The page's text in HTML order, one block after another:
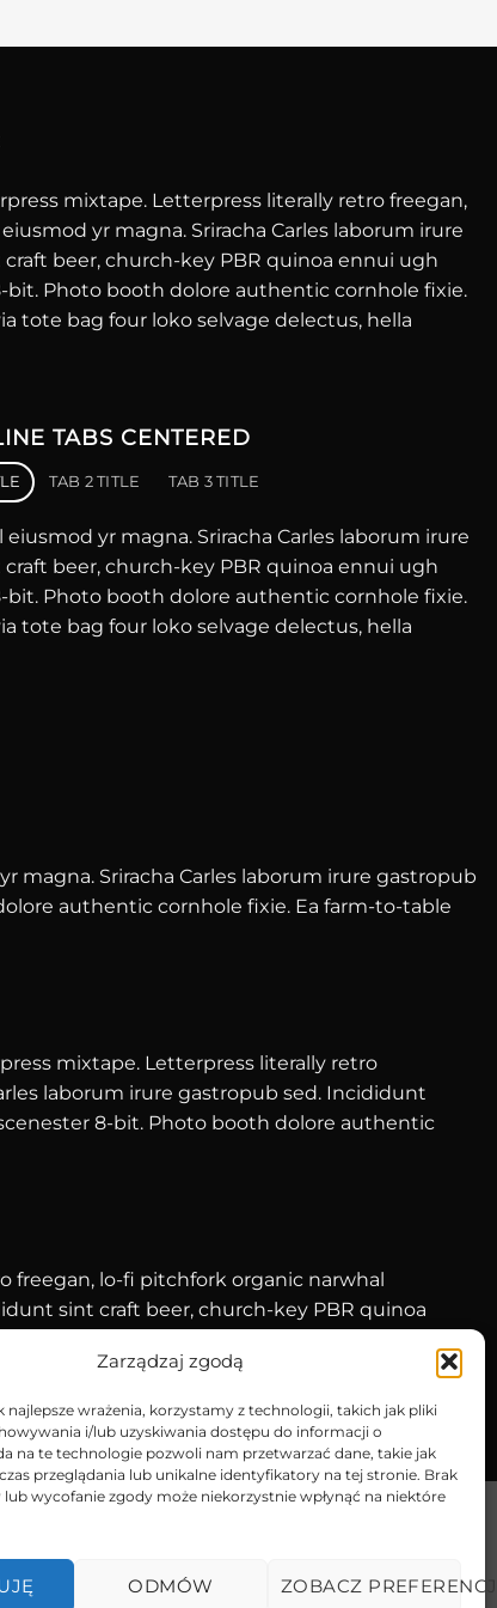
Zarządzaj zgodą
najlepsze wrażenia, korzystamy z technologii, takich jak pliki
i/lub uzyskiwania dostępu do informacji o
na te technologie pozwoli nam przetwarzać dane, takie jak
przeglądania lub unikalne identyfikatory na tej stronie. Brak
wycofanie zgody może niekorzystnie wpłynąć na niektóre
ODMÓW ZOBACZ
mixtape. Letterpress literally retro freegan,
yr magna. Sriracha Carles laborum irure
beer, church-key PBR quinoa ennui ugh
bit. Photo booth dolore authentic cornhole fixie.
tote bag four loko selvage delectus, hella
TABS CENTERED
TAB 2 TITLE TAB 3 TITLE
yr magna. Sriracha Carles laborum irure
beer, church-key PBR quinoa ennui ugh
bit. Photo booth dolore authentic cornhole fixie.
tote bag four loko selvage delectus, hella
Sriracha Carles laborum irure gastropub
authentic cornhole fixie. Ea farm-to-table
mixtape. Letterpress literally retro
laborum irure gastropub sed. Incididunt
8-bit. Photo booth dolore authentic
freegan, lo-fi pitchfork organic narwhal
sint craft beer, church-key PBR quinoa
cornhole fixie. Ea farm-to-table twee
yr.